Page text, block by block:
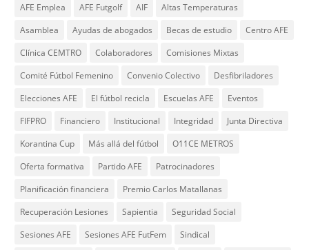
AFE Emplea AFE Futgolf AIF
Altas Temperaturas
Asamblea
Ayudas de abogados Becas de estudio
Centro AFE
Clínica CEMTRO
Colaboradores
Comisiones Mixtas
Comité Fútbol Femenino
Convenio Colectivo
Desfibriladores
Elecciones AFE
El fútbol recicla Escuelas AFE
Eventos
FIFPRO
Financiero Institucional Integridad
Junta Directiva
Korantina Cup
Más allá del fútbol
O11CE METROS
Oferta formativa
Partido AFE
Patrocinadores
Planificación financiera
Premio Carlos Matallanas
Recuperación Lesiones
Sapientia
Seguridad Social
Sesiones AFE
Sesiones AFE FutFem
Sindical